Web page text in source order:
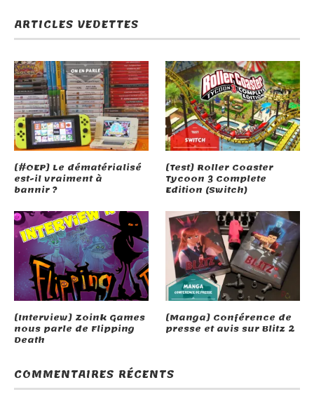
ARTICLES VEDETTES
[#OEP] Le dématérialisé
est-il vraiment à
bannir ?
[Test] Roller Coaster
Tycoon 3 Complete
Edition (Switch)
[Interview] Zoink Games
nous parle de Flipping
Death
[Manga] Conférence de
presse et avis sur Blitz 2
COMMENTAIRES RÉCENTS